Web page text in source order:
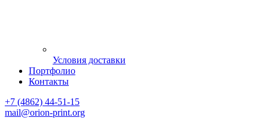
Условия доставки
Портфолио
Контакты
+7 (4862) 44-51-15
mail@orion-print.org